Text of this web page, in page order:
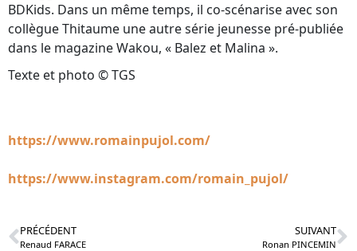
BDKids. Dans un même temps, il co-scénarise avec son
collègue Thitaume une autre série jeunesse pré-publiée
dans le magazine Wakou, « Balez et Malina ».
Texte et photo © TGS
https://www.romainpujol.com/
https://www.instagram.com/romain_pujol/
PRÉCÉDENT
Renaud FARACE
SUIVANT
Ronan PINCEMIN